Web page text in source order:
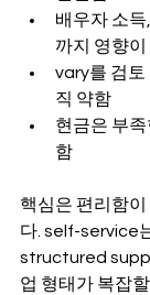
배우자 소
까지 영향이
vary를 검토
직 약함
현금은 부
함
핵심은 편리함이
다. self-service
structured
업 형태가 복잡